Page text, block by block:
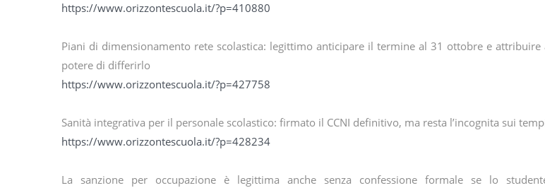
https://www.orizzontescuola.it/?p=410880
Piani di dimensionamento rete scolastica: legittimo anticipare il termine al 31 ottobre e
potere di differirlo
https://www.orizzontescuola.it/?p=427758
Sanità integrativa per il personale scolastico: firmato il CCNI definitivo, ma resta l’incognita sui
https://www.orizzontescuola.it/?p=428234
La sanzione per occupazione è legittima anche senza confessione formale se lo